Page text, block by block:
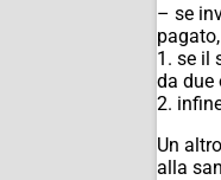
– se
1. se il
da due
2.
Un
alla